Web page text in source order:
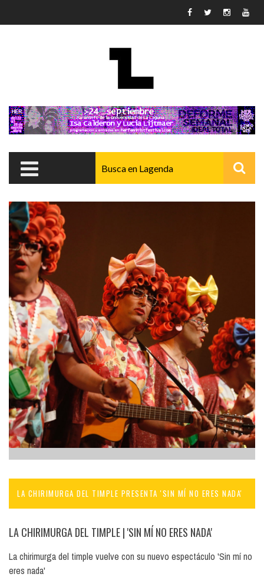
LA CHIRIMURGA DEL TIMPLE PRESENTA 'SIN MÍ NO ERES NADA'
LA CHIRIMURGA DEL TIMPLE| 'SIN MÍ NO ERES NADA'
La chirimurga del timple vuelve con su nuevo espectáculo 'Sin mí no
eres nada'